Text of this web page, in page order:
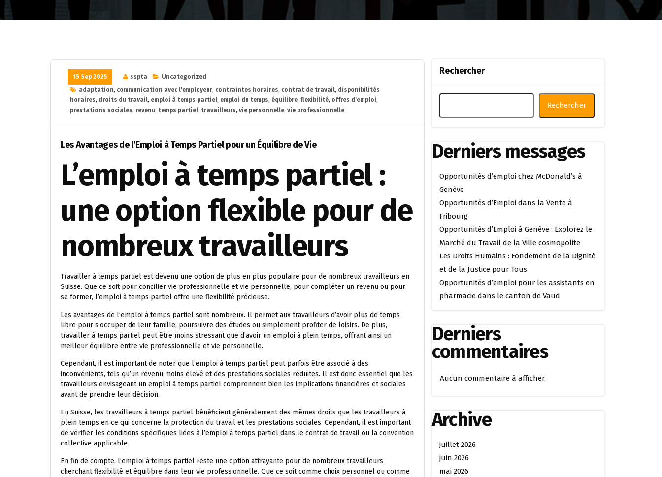
15 Sep 2025 sspta
Uncategorized
adaptation, communication avec l'employeur, contraintes horaires, contrat de travail, disponibilités
horaires, droits du travail, emploi à temps partiel, emploi du temps, équilibre, flexibilité, offres d'emploi,
prestations sociales, revenu, temps partiel, travailleurs, vie personnelle, vie professionnelle
Les Avantages de l’Emploi à Temps Partiel pour un Équilibre de Vie
L’emploi à temps partiel :
une option flexible pour de
nombreux travailleurs
Travailler à temps partiel est devenu une option de plus en plus populaire pour de nombreux travailleurs en
Suisse. Que ce soit pour concilier vie professionnelle et vie personnelle, pour compléter un revenu ou pour
se former, l’emploi à temps partiel offre une flexibilité précieuse.
Les avantages de l’emploi à temps partiel sont nombreux. Il permet aux travailleurs d’avoir plus de temps
libre pour s’occuper de leur famille, poursuivre des études ou simplement profiter de loisirs. De plus,
travailler à temps partiel peut être moins stressant que d’avoir un emploi à plein temps, offrant ainsi un
meilleur équilibre entre vie professionnelle et vie personnelle.
Cependant, il est important de noter que l’emploi à temps partiel peut parfois être associé à des
inconvénients, tels qu’un revenu moins élevé et des prestations sociales réduites. Il est donc essentiel que les
travailleurs envisageant un emploi à temps partiel comprennent bien les implications financières et sociales
avant de prendre leur décision.
En Suisse, les travailleurs à temps partiel bénéficient généralement des mêmes droits que les travailleurs à
plein temps en ce qui concerne la protection du travail et les prestations sociales. Cependant, il est important
de vérifier les conditions spécifiques liées à l’emploi à temps partiel dans le contrat de travail ou la convention
collective applicable.
En fin de compte, l’emploi à temps partiel reste une option attrayante pour de nombreux travailleurs
cherchant flexibilité et équilibre dans leur vie professionnelle. Que ce soit comme choix personnel ou comme
Rechercher
Rechercher
Derniers messages
Opportunités d’emploi chez McDonald’s à
Genève
Opportunités d’Emploi dans la Vente à
Fribourg
Opportunités d’Emploi à Genève : Explorez le
Marché du Travail de la Ville cosmopolite
Les Droits Humains : Fondement de la Dignité
et de la Justice pour Tous
Opportunités d’emploi pour les assistants en
pharmacie dans le canton de Vaud
Derniers
commentaires
Aucun commentaire à afficher.
Archive
juillet 2026
juin 2026
mai 2026